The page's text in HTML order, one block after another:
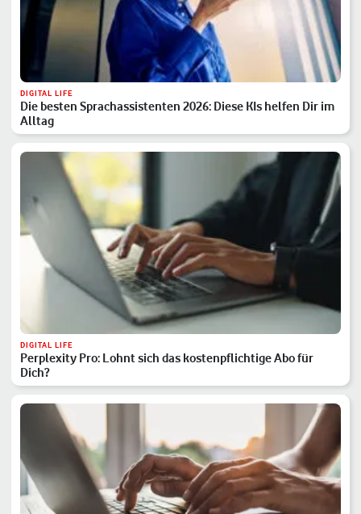
DIGITAL LIFE
Die besten Sprachassistenten 2026: Diese KIs helfen Dir im
Alltag
DIGITAL LIFE
Perplexity Pro: Lohnt sich das kostenpflichtige Abo für
Dich?